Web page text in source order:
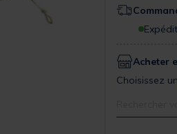
Acheter
Choisissez